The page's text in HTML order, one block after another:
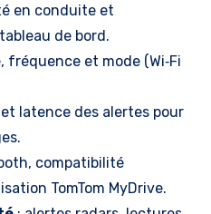
en conduite et
de bord.
fréquence et mode (Wi‑Fi
latence des alertes pour
compatibilité
TomTom MyDrive.